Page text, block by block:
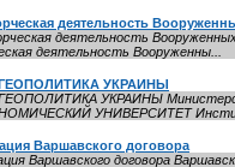
деятельность
деятельность
деятельность Вооруженны...
УКРАИНЫ
УКРАИНЫ
УНИВЕРСИТЕТ
Варшавского договора
Варшавского договора